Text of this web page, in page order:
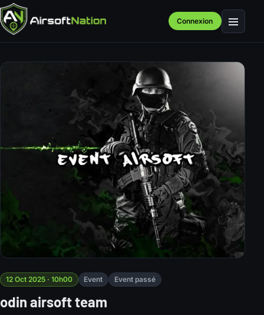
Connexion Menu
12 Oct 2025 · 10h00 Event Event passé
odin airsoft team